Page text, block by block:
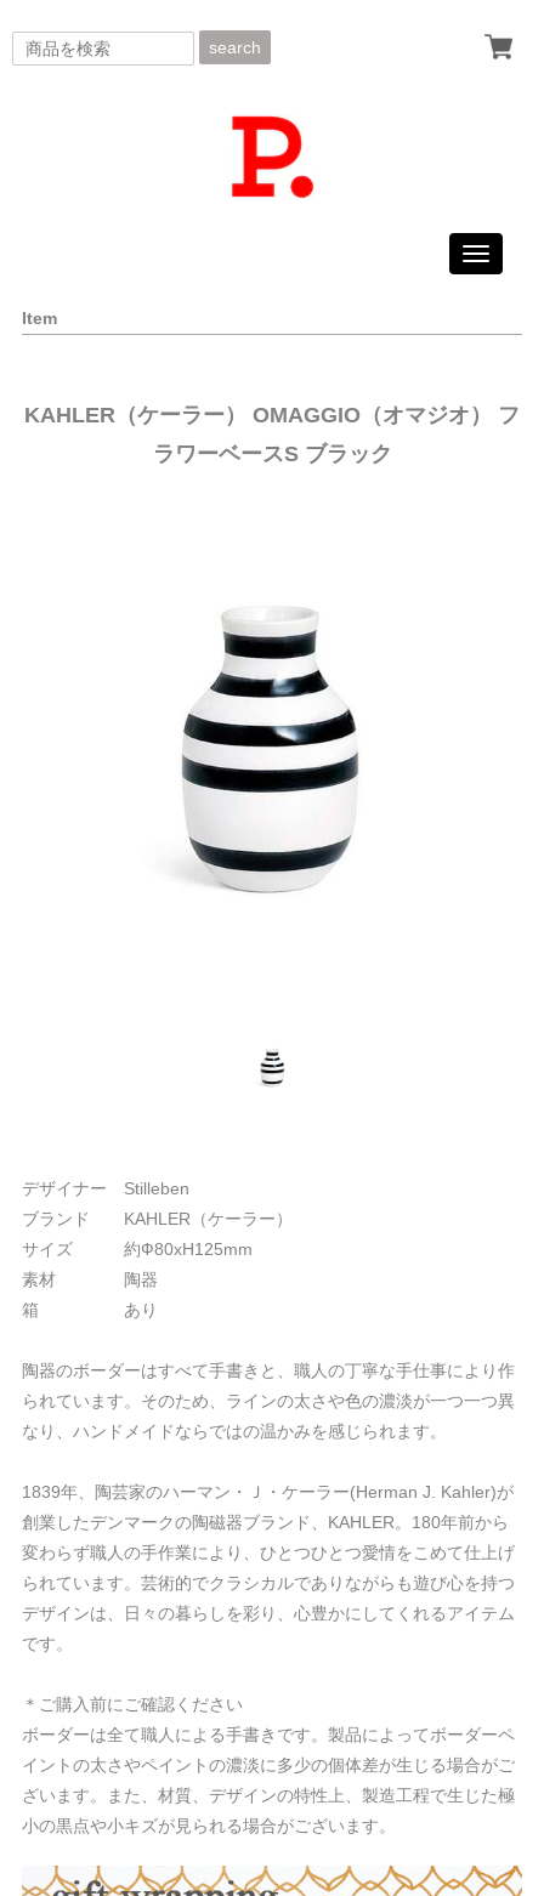
search
Toggle
Item
KAHLER（ケーラー） OMAGGIO（オマジオ） フ
ラワーベースS ブラック
デザイナー Stilleben
ブランド KAHLER（ケーラー）
サイズ 約Ф80xH125mm
素材 陶器
箱 あり
陶器のボーダーはすべて手書きと、職人の丁寧な手仕事により作
られています。そのため、ラインの太さや色の濃淡が一つ一つ異
なり、ハンドメイドならではの温かみを感じられます。
1839年、陶芸家のハーマン・Ｊ・ケーラー(Herman J. Kahler)が
創業したデンマークの陶磁器ブランド、KAHLER。180年前から
変わらず職人の手作業により、ひとつひとつ愛情をこめて仕上げ
られています。芸術的でクラシカルでありながらも遊び心を持つ
デザインは、日々の暮らしを彩り、心豊かにしてくれるアイテム
です。
＊ご購入前にご確認ください
ボーダーは全て職人による手書きです。製品によってボーダーペ
イントの太さやペイントの濃淡に多少の個体差が生じる場合がご
ざいます。また、材質、デザインの特性上、製造工程で生じた極
小の黒点や小キズが見られる場合がございます。